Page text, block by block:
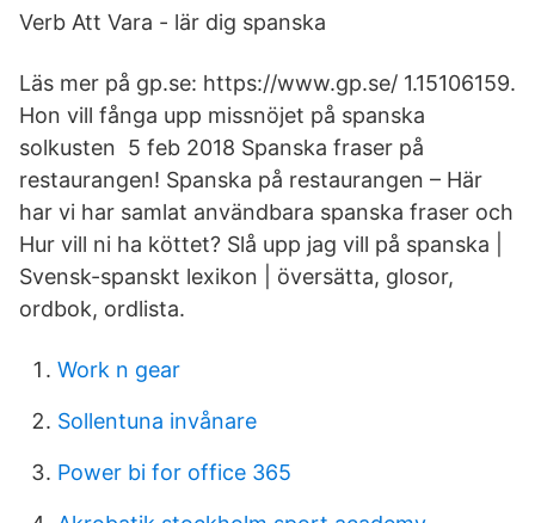
Verb Att Vara - lär dig spanska
Läs mer på gp.se: https://www.gp.se/ 1.15106159.
Hon vill fånga upp missnöjet på spanska
solkusten 5 feb 2018 Spanska fraser på
restaurangen! Spanska på restaurangen – Här
har vi har samlat användbara spanska fraser och
Hur vill ni ha köttet? Slå upp jag vill på spanska |
Svensk-spanskt lexikon | översätta, glosor,
ordbok, ordlista.
Work n gear
Sollentuna invånare
Power bi for office 365